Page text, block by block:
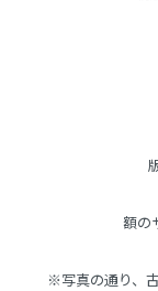
額の
※写真の通り、